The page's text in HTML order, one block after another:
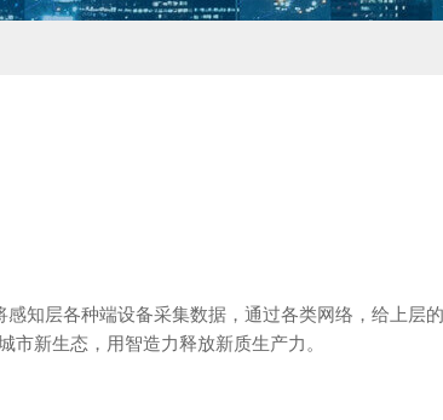
知层各种端设备采集数据，通过各类网络，给上层
市新生态，用智造力释放新质生产力。